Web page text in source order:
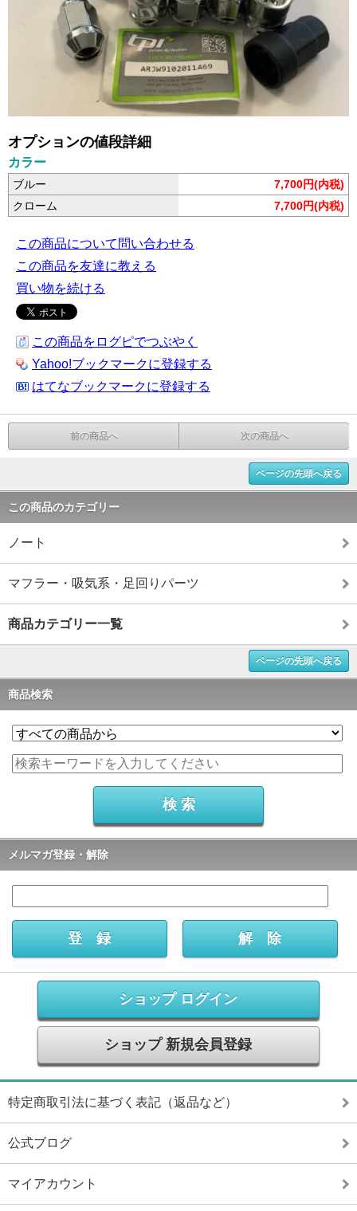
オプションの値段詳細
カラー
ブルー
7,700円(内税)
クローム
7,700円(内税)
この商品について問い合わせる
この商品を友達に教える
買い物を続ける
この商品をログピでつぶやく
Yahoo!ブックマークに登録する
はてなブックマークに登録する
前の商品へ 次の商品へ
ページの先頭へ戻る
この商品のカテゴリー
ノート
マフラー・吸気系・足回りパーツ
商品カテゴリー一覧
ページの先頭へ戻る
商品検索
メルマガ登録・解除
ショップ ログイン
ショップ 新規会員登録
特定商取引法に基づく表記（返品など）
公式ブログ
マイアカウント